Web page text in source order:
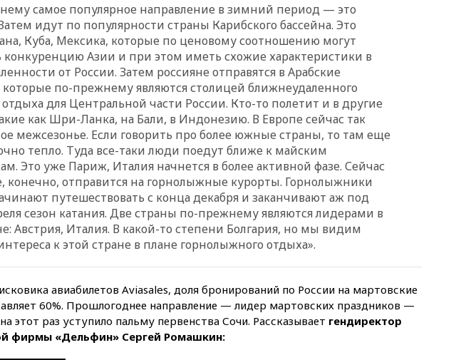
вчера, 23:15 В Смоленске
при падении деревьев во
время урагана
вчера, 22:55 В Москве в
пятницу ожидаются ливни
вчера, 22:35Винисиус
продлил контракт с «Реалом»
до 2032 года
вчера, 22:28Отказаться от
российского гражданства
станет значительно дороже
вчера, 22:20Путин назвал 76-ю
гвардейскую десантно-
штурмовую дивизию
легендарной
доклад о ситуации на
добропольском направлении
вчера, 21:58 Генпрокуратура
самое популярное направление в зимний период — это
идут по популярности страны Карибского бассейна. Это
Куба, Мексика, которые по ценовому соотношению могут
конкуренцию Азии и при этом иметь схожие характеристики в
от России. Затем россияне отправятся в Арабские
по-прежнему являются столицей ближнеудаленного
для Центральной части России. Кто-то полетит и в другие
как Шри-Ланка, на Бали, в Индонезию. В Европе сейчас так
межсезонье. Если говорить про более южные страны, то там еще
тепло. Туда все-таки люди поедут ближе к майским
Это уже Париж, Италия начнется в более активной фазе. Сейчас
конечно, отправится на горнолыжные курорты. Горнолыжники
путешествовать с конца декабря и заканчивают аж под
сезон катания. Две страны по-прежнему являются лидерами в
Австрия, Италия. В какой-то степени Болгария, но мы видим
к этой стране в плане горнолыжного отдыха».
авиабилетов Aviasales, доля бронирований по России на мартовские
60%. Прошлогоднее направление — лидер мартовских праздников —
этот раз уступило пальму первенства Сочи. Рассказывает гендиректор
фирмы «Дельфин» Сергей Ромашкин: